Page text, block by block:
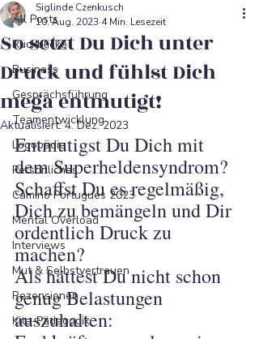
All Posts
Rückblicke
Business
Gesprächsführung
Teamentwicklung
Logopädie
Persönliches
Camino Portugues 2023
Mental Overload
Interviews
Mut & Selbstvertrauen
Rezensionen
Kita-Pädagogik
So setzt Du Dich unter
Druck und fühlst Dich
mega entmutigt!
Siglinde Czenkusch
10. Aug. 2023 4 Min. Lesezeit
Aktualisiert:4. Dez. 2023
Entmutigst Du Dich mit
dem Superheldensyndrom?
Schaffst Du es regelmäßig,
Dich zu bemängeln und Dir
ordentlich Druck zu
machen?
Als hättest Du nicht schon
genug Belastungen
auszuhalten: